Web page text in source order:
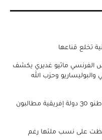
تخلع قناعها
الفرنسي ماثيو غديري يكشف
وحزب الله
تأشيرة الدخول للولايات المتحدة: مواطنو 30 دولة إفريقية مطالبون
على نسب ملئها رغم